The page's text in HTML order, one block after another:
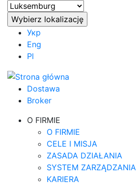
Укр
Eng
Pl
Dostawa
Broker
O FIRMIE
O FIRMIE
CELE I MISJA
ZASADA DZIAŁANIA
SYSTEM
KARIERA